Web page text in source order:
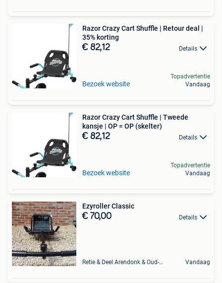
Razor Crazy Cart Shuffle | Retour deal |
35% korting
€ 82,12 Details
Bezoek website
Topadvertentie
Vandaag
Razor Crazy Cart Shuffle | Tweede
kansje | OP = OP (skelter)
€ 82,12 Details
Bezoek website
Topadvertentie
Vandaag
Ezyroller Classic
€ 70,00 Details
Retie & Deel Arendonk & Oud-Turnhout Vandaag